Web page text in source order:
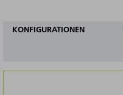
KONFIGURATIONEN